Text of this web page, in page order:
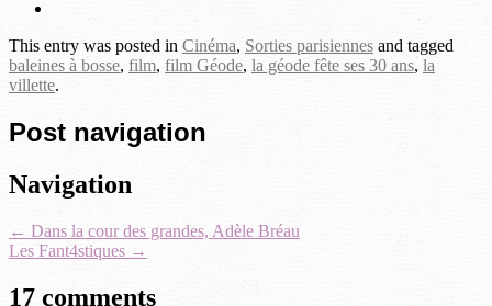
This entry was posted in Cinéma, Sorties parisiennes and tagged
baleines à bosse, film, film Géode, la géode fête ses 30 ans, la
villette.
Post navigation
Navigation
← Dans la cour des grandes, Adèle Bréau
Les Fant4stiques →
17 comments